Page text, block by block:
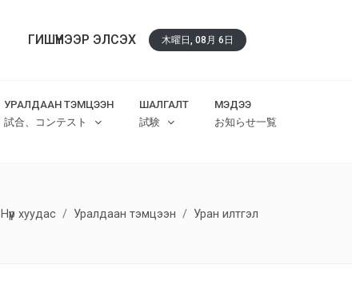
ГИШҮҮНЭЭР ЭЛСЭХ 木曜日, 08月 6日
УРАЛДААН ТЭМЦЭЭН
試合、コンテスト
ШАЛГАЛТ
試験
МЭДЭЭ
お知らせ一覧
Нүүр хуудас Уралдаан тэмцээн Уран илтгэл